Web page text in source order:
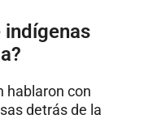
indígenas
hablaron con
detrás de la